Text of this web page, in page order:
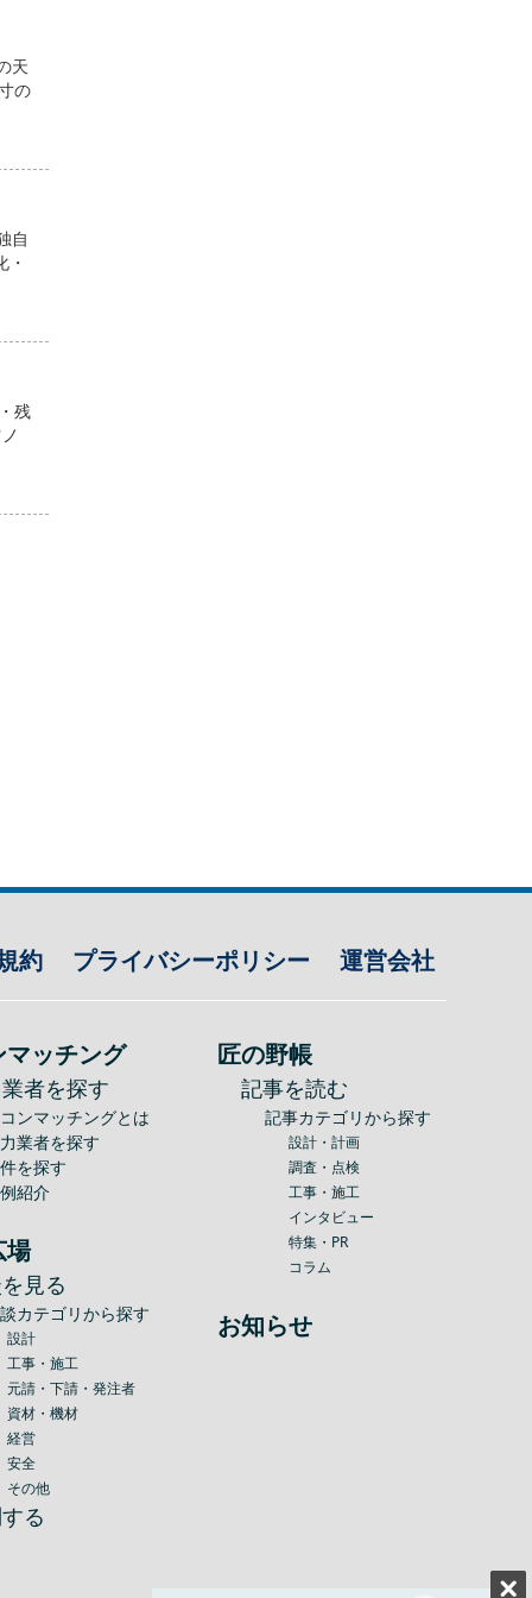
天
の
自
・
残
約 プライバシーポリシー 運営会社
マッチング
者を探す
ンマッチングとは
業者を探す
を探す
紹介
場
見る
カテゴリから探す
設計
工事・施工
元請・下請・発注者
資材・機材
経営
安全
その他
る
匠の野帳
記事を読む
記事カテゴリから探す
設計・計画
調査・点検
工事・施工
インタビュー
特集・PR
コラム
お知らせ